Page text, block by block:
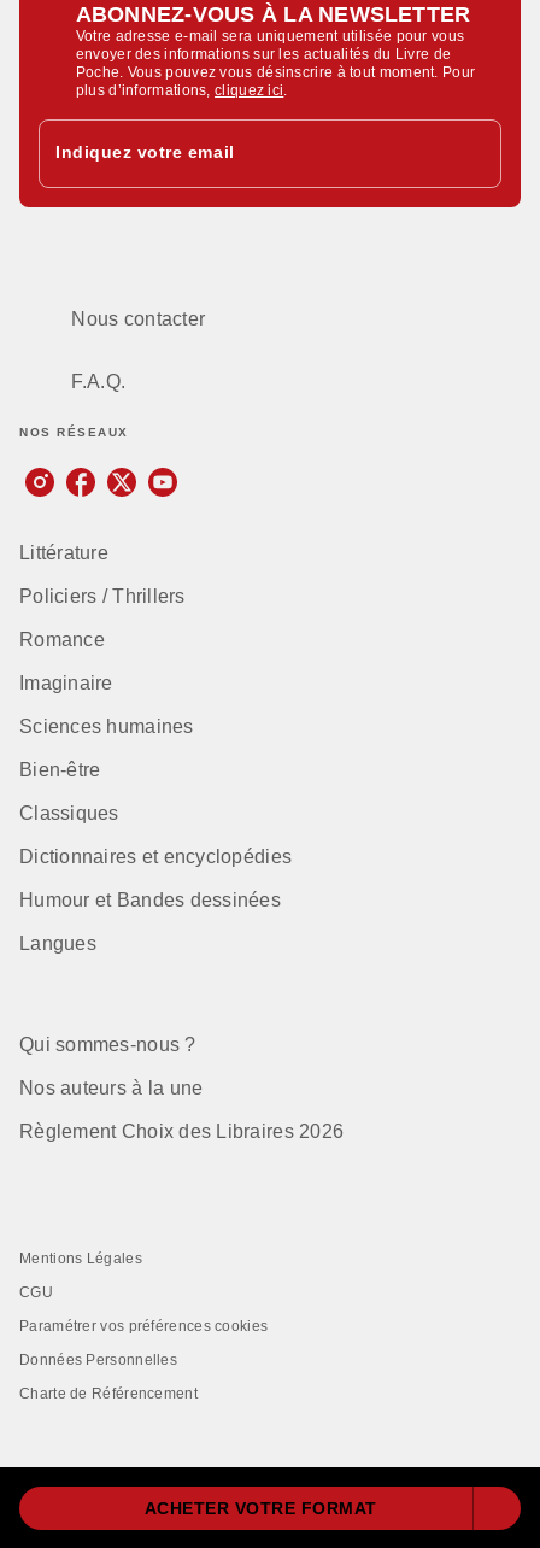
ACHETER VOTRE FORMAT
ABONNEZ-VOUS À LA NEWSLETTER
Votre adresse e-mail sera uniquement utilisée pour vous
envoyer des informations sur les actualités du Livre de
Poche. Vous pouvez vous désinscrire à tout moment. Pour
plus d’informations,cliquez ici
Indiquez votre email
Nous contacter
F.A.Q.
NOS RÉSEAUX
Littérature
Policiers / Thrillers
Romance
Imaginaire
Sciences humaines
Bien-être
Classiques
Dictionnaires et encyclopédies
Humour et Bandes dessinées
Langues
Qui sommes-nous ?
Nos auteurs à la une
Règlement Choix des Libraires 2026
Mentions Légales
CGU
Paramétrer vos préférences cookies
Données Personnelles
Charte de Référencement
LIVRE DE POCHE© 2026